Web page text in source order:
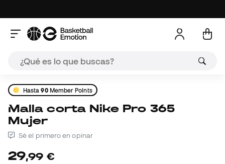
Hasta90Member Points
Malla corta Nike Pro 365
Mujer
Sé el primero en opinar
29,99 €